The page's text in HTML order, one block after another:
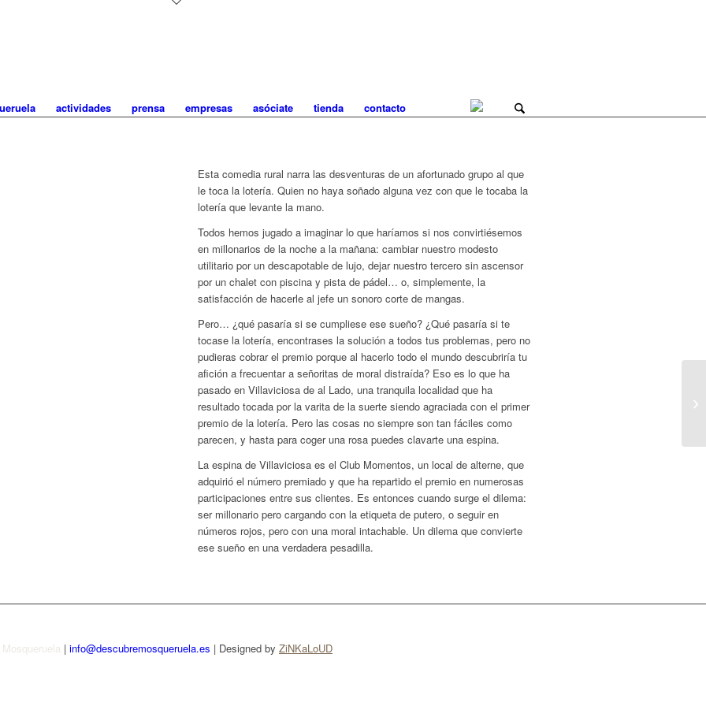
actividades prensa empresas asóciate tienda contacto
Esta comedia rural narra las desventuras de un afortunado grupo al que
le toca la lotería. Quien no haya soñado alguna vez con que le tocaba la
lotería que levante la mano.
Todos hemos jugado a imaginar lo que haríamos si nos convirtiésemos
en millonarios de la noche a la mañana: cambiar nuestro modesto
utilitario por un descapotable de lujo, dejar nuestro tercero sin ascensor
por un chalet con piscina y pista de pádel… o, simplemente, la
satisfacción de hacerle al jefe un sonoro corte de mangas.
Pero… ¿qué pasaría si se cumpliese ese sueño? ¿Qué pasaría si te
tocase la lotería, encontrases la solución a todos tus problemas, pero no
pudieras cobrar el premio porque al hacerlo todo el mundo descubriría tu
afición a frecuentar a señoritas de moral distraída? Eso es lo que ha
pasado en Villaviciosa de al Lado, una tranquila localidad que ha
resultado tocada por la varita de la suerte siendo agraciada con el primer
premio de la lotería. Pero las cosas no siempre son tan fáciles como
parecen, y hasta para coger una rosa puedes clavarte una espina.
La espina de Villaviciosa es el Club Momentos, un local de alterne, que
adquirió el número premiado y que ha repartido el premio en numerosas
participaciones entre sus clientes. Es entonces cuando surge el dilema:
ser millonario pero cargando con la etiqueta de putero, o seguir en
números rojos, pero con una moral intachable. Un dilema que convierte
ese sueño en una verdadera pesadilla.
| info@descubremosqueruela.es | Designed by ZiNKaLoUD